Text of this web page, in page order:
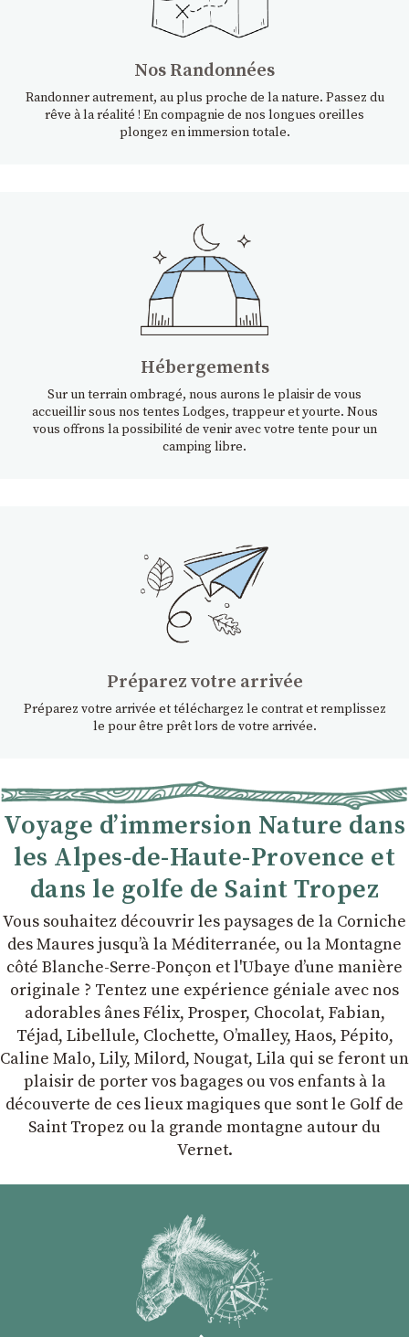
Nos Randonnées
Randonner autrement, au plus proche de la nature. Passez du
rêve à la réalité ! En compagnie de nos longues oreilles
plongez en immersion totale.
Hébergements
Sur un terrain ombragé, nous aurons le plaisir de vous
accueillir sous nos tentes Lodges, trappeur et yourte. Nous
vous offrons la possibilité de venir avec votre tente pour un
camping libre.
Préparez votre arrivée
Préparez votre arrivée et téléchargez le contrat et remplissez
le pour être prêt lors de votre arrivée.
Voyage d’immersion Nature dans
les Alpes-de-Haute-Provence et
dans le golfe de Saint Tropez
Vous souhaitez découvrir les paysages de la Corniche
des Maures jusqu’à la Méditerranée, ou la Montagne
côté Blanche-Serre-Ponçon et l'Ubaye dʼune manière
originale ? Tentez une expérience géniale avec nos
adorables ânes Félix, Prosper, Chocolat, Fabian,
Téjad, Libellule, Clochette, Oʼmalley, Haos, Pépito,
Caline Malo, Lily, Milord, Nougat, Lila qui se feront un
plaisir de porter vos bagages ou vos enfants à la
découverte de ces lieux magiques que sont le Golf de
Saint Tropez ou la grande montagne autour du
Vernet.